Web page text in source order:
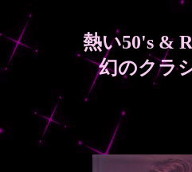
熱い50's &
幻のクラ